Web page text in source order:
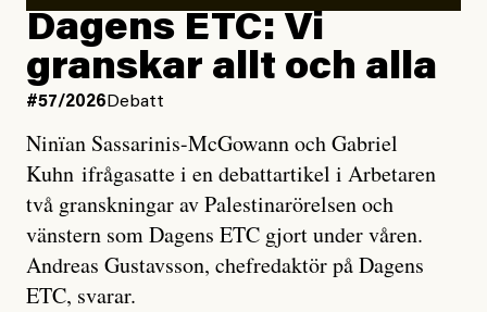
Dagens ETC: Vi
granskar allt och alla
#57/2026 Debatt
Ninïan Sassarinis-McGowann och Gabriel
Kuhn ifrågasatte i en debattartikel i Arbetaren
två granskningar av Palestinarörelsen och
vänstern som Dagens ETC gjort under våren.
Andreas Gustavsson, chefredaktör på Dagens
ETC, svarar.